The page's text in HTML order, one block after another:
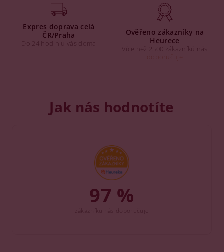
Expres doprava celá
ČR/Praha
Do 24 hodin u vás doma
Ověřeno zákazníky na
Heurece
Více než 2500 zákazníků nás
Jak nás hodnotíte
97 %